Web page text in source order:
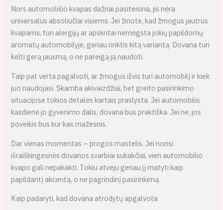
Nors automobilio kvapas dažnai pasiteisina, jis nėra
universalus absoliučiai visiems. Jei žinote, kad žmogus jautrus
kvapams, turi alergijų ar apskritai nemėgsta jokių papildomų
aromatų automobilyje, geriau rinktis kitą variantą. Dovana turi
kelti gerą jausmą, o ne pareigą ją naudoti.
Taip pat verta pagalvoti, ar žmogus išvis turi automobilį ir kiek
juo naudojasi. Skamba akivaizdžiai, bet greito pasirinkimo
situacijose tokios detalės kartais praslysta. Jei automobilis
kasdienė jo gyvenimo dalis, dovana bus praktiška. Jei ne, jos
poveikis bus kur kas mažesnis.
Dar vienas momentas – progos mastelis. Jei norisi
išraiškingesnės dovanos svarbiai sukakčiai, vien automobilio
kvapo gali nepakakti. Tokiu atveju geriau jį matyti kaip
papildantį akcentą, o ne pagrindinį pasirinkimą.
Kaip padaryti, kad dovana atrodytų apgalvota